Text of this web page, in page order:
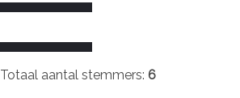
Totaal aantal stemmers: 6